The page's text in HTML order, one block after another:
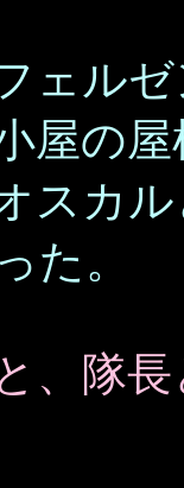
ェルゼ
屋の
ルと
た。
、隊長